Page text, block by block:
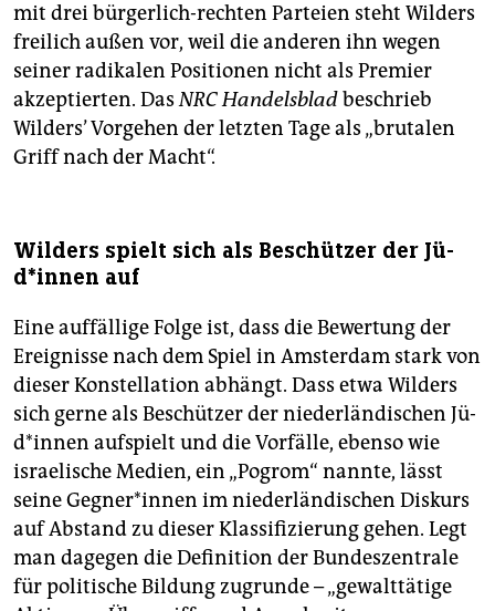
mit drei bürgerlich-rechten Parteien steht Wilders
freilich außen vor, weil die anderen ihn wegen
seiner radikalen Positionen nicht als Premier
akzeptierten. DasNRC Handelsbladbeschrieb
Wilders’ Vorgehen der letzten Tage als „brutalen
Griff nach der Macht“.
Wilders spielt sich als Beschützer der Jü­
d*in­nen auf
Eine auffällige Folge ist, dass die Bewertung der
Ereignisse nach dem Spiel in Amsterdam stark von
dieser Konstellation abhängt. Dass etwa Wilders
sich gerne als Beschützer der niederländischen Jü­
d*in­nen aufspielt und die Vorfälle, ebenso wie
israelische Medien, ein „Pogrom“ nannte, lässt
seine Geg­ne­r*in­nen im niederländischen Diskurs
auf Abstand zu dieser Klassifizierung gehen. Legt
man dagegen die Definition der Bundeszentrale
für politische Bildung zugrunde – „gewalttätige